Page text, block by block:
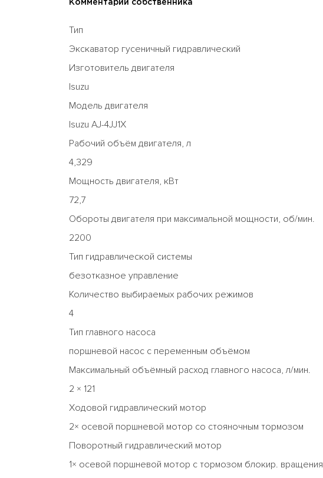
Комментарий собственника
Тип
Экскаватор гусеничный гидравлический
Изготовитель двигателя
Isuzu
Модель двигателя
Isuzu AJ-4JJ1X
Рабочий объём двигателя, л
4,329
Мощность двигателя, кВт
72,7
Обороты двигателя при максимальной мощности, об/мин.
2200
Тип гидравлической системы
безотказное управление
Количество выбираемых рабочих режимов
4
Тип главного насоса
поршневой насос с переменным объёмом
Максимальный объёмный расход главного насоса, л/мин.
2 × 121
Ходовой гидравлический мотор
2× осевой поршневой мотор со стояночным тормозом
Поворотный гидравлический мотор
1× осевой поршневой мотор с тормозом блокир. вращения